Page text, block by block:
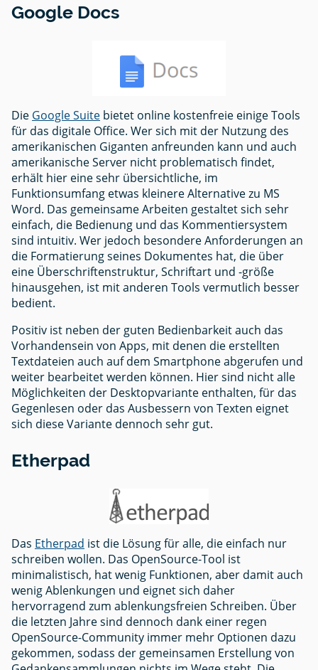
Google Docs
Die Google Suite bietet online kostenfreie einige Tools
für das digitale Office. Wer sich mit der Nutzung des
amerikanischen Giganten anfreunden kann und auch
amerikanische Server nicht problematisch findet,
erhält hier eine sehr übersichtliche, im
Funktionsumfang etwas kleinere Alternative zu MS
Word. Das gemeinsame Arbeiten gestaltet sich sehr
einfach, die Bedienung und das Kommentiersystem
sind intuitiv. Wer jedoch besondere Anforderungen an
die Formatierung seines Dokumentes hat, die über
eine Überschriftenstruktur, Schriftart und -größe
hinausgehen, ist mit anderen Tools vermutlich besser
bedient.
Positiv ist neben der guten Bedienbarkeit auch das
Vorhandensein von Apps, mit denen die erstellten
Textdateien auch auf dem Smartphone abgerufen und
weiter bearbeitet werden können. Hier sind nicht alle
Möglichkeiten der Desktopvariante enthalten, für das
Gegenlesen oder das Ausbessern von Texten eignet
sich diese Variante dennoch sehr gut.
Etherpad
Das Etherpad ist die Lösung für alle, die einfach nur
schreiben wollen. Das OpenSource-Tool ist
minimalistisch, hat wenig Funktionen, aber damit auch
wenig Ablenkungen und eignet sich daher
hervorragend zum ablenkungsfreien Schreiben. Über
die letzten Jahre sind dennoch dank einer regen
OpenSource-Community immer mehr Optionen dazu
gekommen, sodass der gemeinsamen Erstellung von